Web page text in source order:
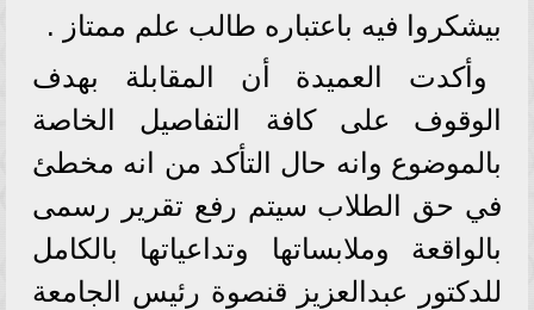
بيشكروا فيه باعتباره طالب علم ممتاز .
وأكدت العميدة أن المقابلة بهدف
الوقوف على كافة التفاصيل الخاصة
بالموضوع وانه حال التأكد من انه مخطئ
في حق الطلاب سيتم رفع تقرير رسمى
بالواقعة وملابساتها وتداعياتها بالكامل
للدكتور عبدالعزيز قنصوة رئيس الجامعة